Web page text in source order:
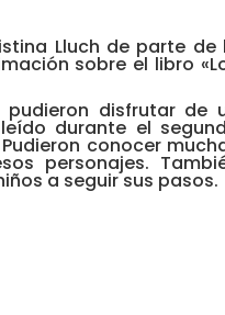
Lluch de parte de
sobre el libro
disfrutar de
durante el
conocer
personajes.
a seguir sus pasos.